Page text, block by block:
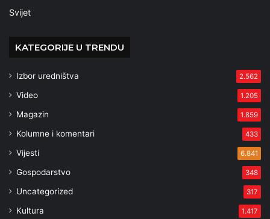
Svijet
KATEGORIJE U TRENDU
Izbor uredništva 2.562
Video 1.205
Magazin 1.859
Kolumne i komentari 433
Vijesti 6.841
Gospodarstvo 348
Uncategorized 317
Kultura 1.417